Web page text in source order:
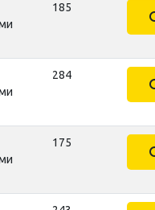
185
284
175